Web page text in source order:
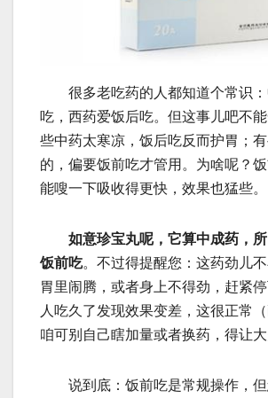
很多老吃药的人都知道个常识：
吃，西药爱饭后吃。但这事儿吧不
些中药太寒凉，饭后吃反而护胃；
的，偏要饭前吃才管用。为啥呢？
能嗖一下吸收得更快，效果也猛些。
如意珍宝丸呢，它算中成药，‌
饭前吃‌。不过得提醒您：这药劲儿
胃里闹腾，或者身上不得劲，‌赶紧
人吃久了发现效果变差，这很正常
咱可别自己瞎加量或者换药，得让大
说到底：饭前吃是常规操作，但